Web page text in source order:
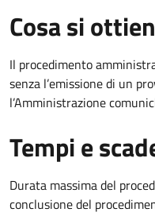
Cosa si
Il procedimento
senza l’emissione di un
l’Amministrazione
Tempi e
Durata massima del
conclusione del